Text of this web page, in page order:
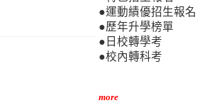
●運動績優招生報名
●歷年升學榜單
●日校轉學考
●校內轉科考
more